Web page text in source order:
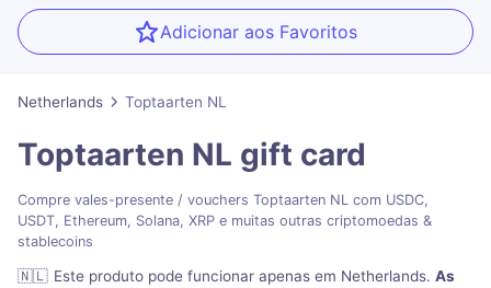
Adicionar aos Favoritos
Netherlands Toptaarten NL
Toptaarten NL gift card
Compre vales-presente / vouchers Toptaarten NL com USDC,
USDT, Ethereum, Solana, XRP e muitas outras criptomoedas &
stablecoins
🇳🇱 Este produto pode funcionar apenas em Netherlands. As